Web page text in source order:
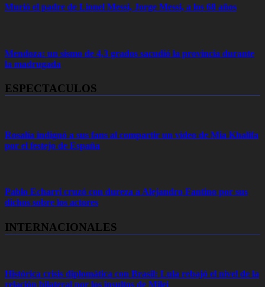
Murió el padre de Lionel Messi, Jorge Messi, a los 68 años
Mendoza: un sismo de 4,3 grados sacudió la provincia durante
la madrugada
ESPECTACULOS
Rosalía indignó a sus fans al compartir un video de Mia Khalifa
por el festejo de España
Pablo Echarri cruzó con dureza a Alejandro Fantino por sus
dichos sobre los actores
INTERNACIONALES
Histórica crisis diplomática con Brasil: Lula rebajó el nivel de la
relación bilateral por los insultos de Milei